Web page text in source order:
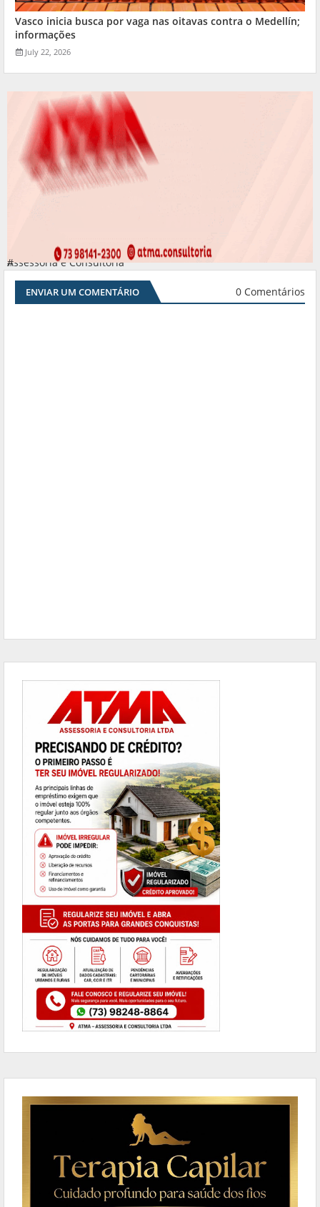
Vasco inicia busca por vaga nas oitavas contra o Medellín;
informações
July 22, 2026
Assessoria e Consultoria
#
ENVIAR UM COMENTÁRIO 0 Comentários